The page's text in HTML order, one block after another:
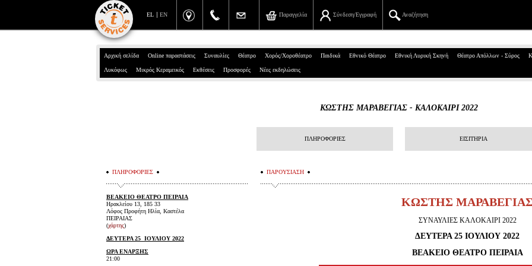
EN
EL Αναζήτηση
Σύνδεση/Εγγραφή
Παραγγελία
Πανεπιστημίου 39, Αθήνα
Αρχική σελίδα Online παραστάσεις Συναυλίες Θέατρο Χορός/Χοροθέατρο Παιδικά Εθνικό Θέατρο Εθνική Λυρική Σκηνή Θέατρο Απόλλων - Σύρος
Λυκόφως Μικρός Κεραμεικός Εκθέσεις Προσφορές Νέες εκδηλώσεις
ΚΩΣΤΗΣ ΜΑΡΑΒΕΓΙΑΣ - ΚΑΛΟΚΑΙΡΙ 2022
ΠΛΗΡΟΦΟΡΙΕΣ ΕΙΣΙΤΗΡΙΑ
ΠΑΡΟΥΣΙΑΣΗ
ΚΩΣΤΗΣ ΜΑΡΑΒΕΓΙΑΣ
ΣΥΝΑΥΛΙΕΣ ΚΑΛΟΚΑΙΡΙ 2022
ΔΕΥΤΕΡΑ 25 ΙΟΥΛΙΟΥ 2022
ΒΕΑΚΕΙΟ ΘΕΑΤΡΟ ΠΕΙΡΑΙΑ
ΠΛΗΡΟΦΟΡΙΕΣ
ΒΕΑΚΕΙΟ ΘΕΑΤΡΟ ΠΕΙΡΑΙΑ
Ηρακλείου 13, 185 33
Λόφος Προφήτη Ηλία, Καστέλα
ΠΕΙΡΑΙΑΣ
(χάρτης)
ΔΕΥΤΕΡΑ 25 ΙΟΥΛΙΟΥ 2022
ΩΡΑ ΕΝΑΡΞΗΣ
21:00